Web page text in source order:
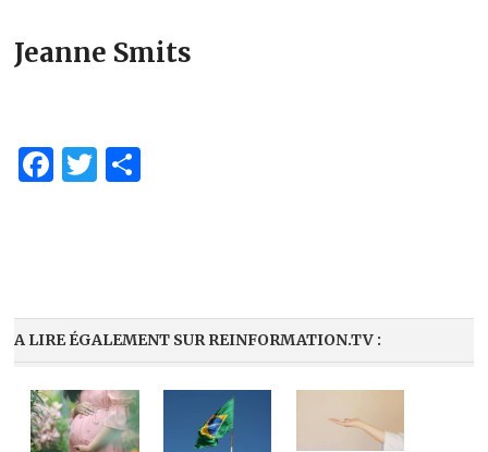
Jeanne Smits
Facebook
Twitter
A LIRE ÉGALEMENT SUR REINFORMATION.TV :